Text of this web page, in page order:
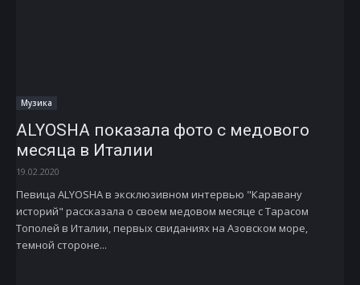
Музика
ALYOSHA показала фото с медового
месяца в Италии
19.02.2020
Певица ALYOSHA в эксклюзивном интервью "Каравану
историй" рассказала о своем медовом месяце с Тарасом
Тополей в Италии, первых свиданиях на Азовском море,
темной стороне...